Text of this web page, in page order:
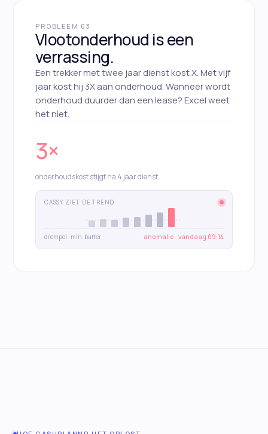
PROBLEEM 03
Vlootonderhoud is een
verrassing.
Een trekker met twee jaar dienst kost X. Met vijf
jaar kost hij 3X aan onderhoud. Wanneer wordt
onderhoud duurder dan een lease? Excel weet
het niet.
3×
onderhoudskost stijgt na 4 jaar dienst
CASSY ZIET DE TREND
drempel · min. buffer anomalie · vandaag 09:14